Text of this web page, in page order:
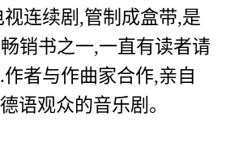
连续剧,管制成盒带,是
销书之一,一直有读者请
者与作曲家合作,亲自
语观众的音乐剧。